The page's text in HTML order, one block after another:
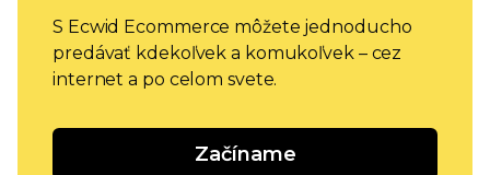
S Ecwid Ecommerce môžete jednoducho
predávať kdekoľvek a komukoľvek – cez
internet a po celom svete.
Začíname